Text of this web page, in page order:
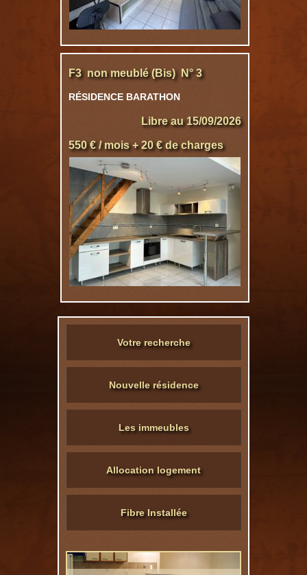
F3 non meublé (Bis) N° 3
RÉSIDENCE BARATHON
Libre au 15/09/2026
550 € / mois + 20 € de charges
Votre recherche
Nouvelle résidence
Les immeubles
Allocation logement
Fibre Installée